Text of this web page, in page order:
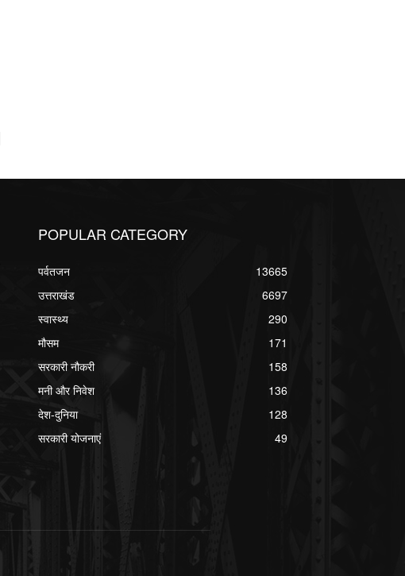
POPULAR CATEGORY
पर्वतजन
13665
उत्तराखंड
6697
स्वास्थ्य
290
मौसम
171
सरकारी नौकरी
158
मनी और निवेश
136
देश-दुनिया
128
सरकारी योजनाएं
49